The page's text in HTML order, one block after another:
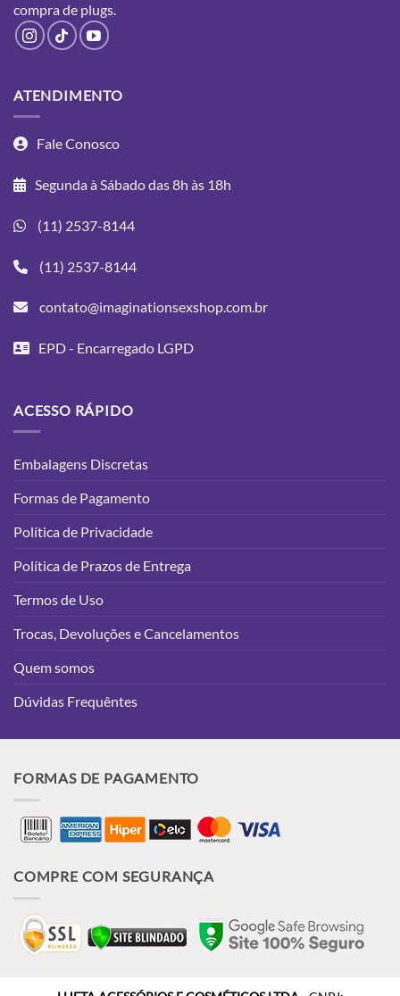
comprade plugs.
ATENDIMENTO
Fale Conosco
Segunda à Sábado das 8h às 18h
(11) 2537-8144
(11) 2537-8144
contato@imaginationsexshop.com.br
EPD - Encarregado LGPD
ACESSO RÁPIDO
Embalagens Discretas
Formas de Pagamento
Política de Privacidade
Política de Prazos de Entrega
Termos de Uso
Trocas, Devoluções e Cancelamentos
Quem somos
Dúvidas Frequêntes
FORMAS DE PAGAMENTO
COMPRE COM SEGURANÇA